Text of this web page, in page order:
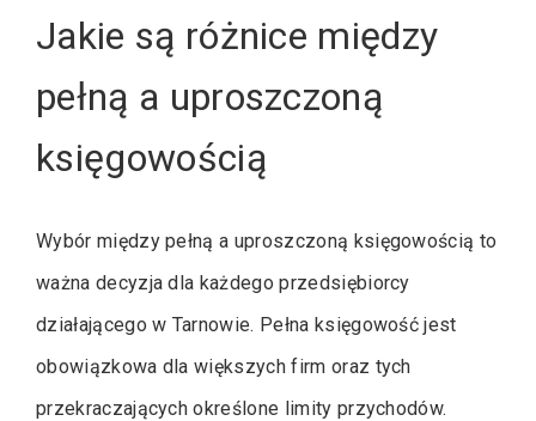
Jakie są różnice między
pełną a uproszczoną
księgowością
Wybór między pełną a uproszczoną księgowością to
ważna decyzja dla każdego przedsiębiorcy
działającego w Tarnowie. Pełna księgowość jest
obowiązkowa dla większych firm oraz tych
przekraczających określone limity przychodów.